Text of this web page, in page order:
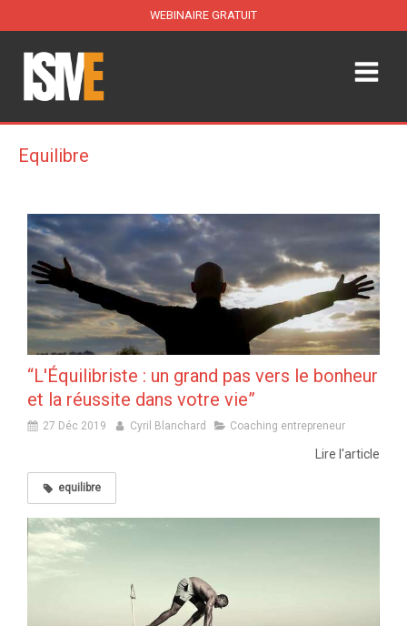
WEBINAIRE GRATUIT
Equilibre
“L'Équilibriste : un grand pas vers le bonheur
et la réussite dans votre vie”
27 Déc 2019 Cyril Blanchard Coaching entrepreneur
Lire l'article
equilibre